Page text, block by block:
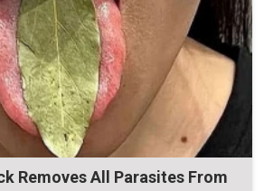
Removes All Parasites From